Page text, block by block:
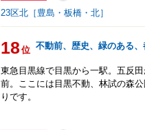
23区北［豊島・板橋・北］
18位 不動前、歴史、緑のある
東急目黒線で目黒から一駅。五反
前。ここには目黒不動、林試の森
りです。